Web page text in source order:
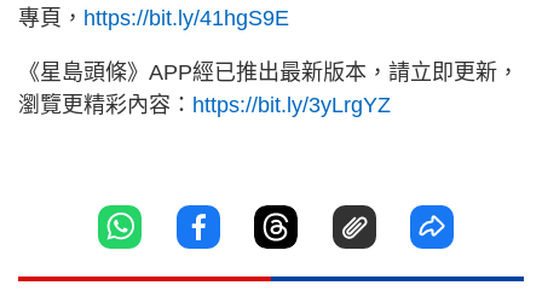
專頁， https://bit.ly/41hgS9E
《星島頭條》APP經已推出最新版本，請立即更新，
瀏覽更精彩內容： https://bit.ly/3yLrgYZ